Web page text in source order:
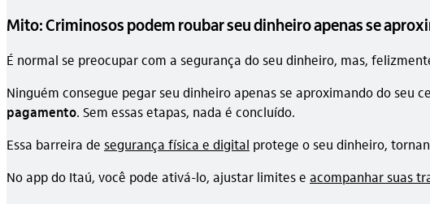
Mito: Criminosos podem roubar seu dinheiro apenas se
É normal se preocupar com a segurança do seu dinheiro, mas,
Ninguém consegue pegar seu dinheiro apenas se aproximando do
pagamento. Sem essas etapas, nada é concluído.
Essa barreira de segurança física e digital protege o seu dinheiro,
No app do Itaú, você pode ativá-lo, ajustar limites e acompanhar suas